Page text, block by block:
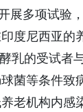
展多项试验
度尼西亚的
乳的受试者
菌等条件致
老机构内感